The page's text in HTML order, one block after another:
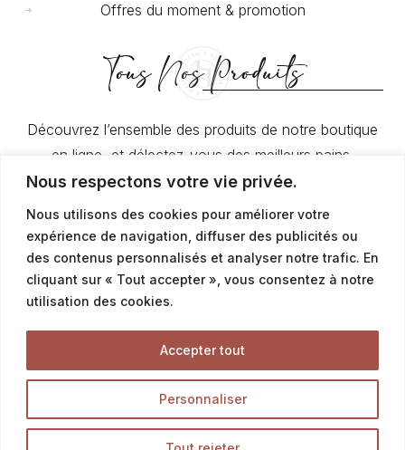
Nous respectons votre vie privée.
Nous utilisons des cookies pour améliorer votre
expérience de navigation, diffuser des publicités ou
des contenus personnalisés et analyser notre trafic. En
cliquant sur « Tout accepter », vous consentez à notre
utilisation des cookies.
Personnaliser
Accepter tout
Offres du moment & promotion
Tous Nos Produits
Découvrez l’ensemble des produits de notre boutique
en ligne, et délectez-vous des meilleurs pains,
viennoiseries et pâtisseries.
LA BOUTIQUE
Service commercial particuliers
contact@latalemelerie.com
04 76 43 20 09